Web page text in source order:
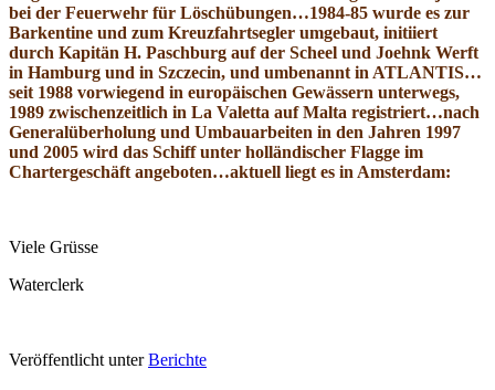
bei der Feuerwehr für Löschübungen…1984-85 wurde es zur
Barkentine und zum Kreuzfahrtsegler umgebaut, initiiert
durch Kapitän H. Paschburg auf der Scheel und Joehnk Werft
in Hamburg und in Szczecin, und umbenannt in ATLANTIS…
seit 1988 vorwiegend in europäischen Gewässern unterwegs,
1989 zwischenzeitlich in La Valetta auf Malta registriert…nach
Generalüberholung und Umbauarbeiten in den Jahren 1997
und 2005 wird das Schiff unter holländischer Flagge im
Chartergeschäft angeboten…aktuell liegt es in Amsterdam:
Viele Grüsse
Waterclerk
Veröffentlicht unter Berichte